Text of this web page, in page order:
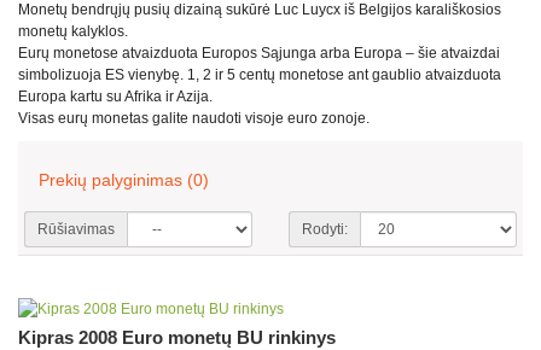
Monetų bendrųjų pusių dizainą sukūrė Luc Luycx iš Belgijos karališkosios
monetų kalyklos.
Eurų monetose atvaizduota Europos Sąjunga arba Europa – šie atvaizdai
simbolizuoja ES vienybę. 1, 2 ir 5 centų monetose ant gaublio atvaizduota
Europa kartu su Afrika ir Azija.
Visas eurų monetas galite naudoti visoje euro zonoje.
Prekių palyginimas (0)
Rūšiavimas Rodyti:
Kipras 2008 Euro monetų BU rinkinys